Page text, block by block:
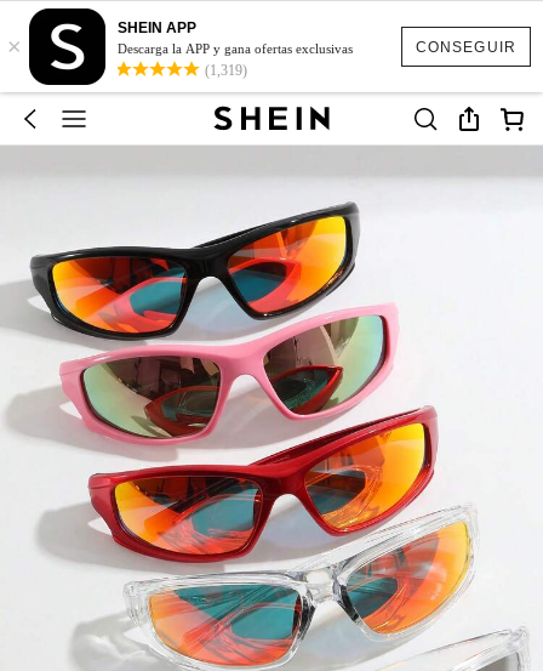
CONSEGUIR
×
SHEIN APP
Descarga la APP y gana ofertas exclusivas
(1,319)